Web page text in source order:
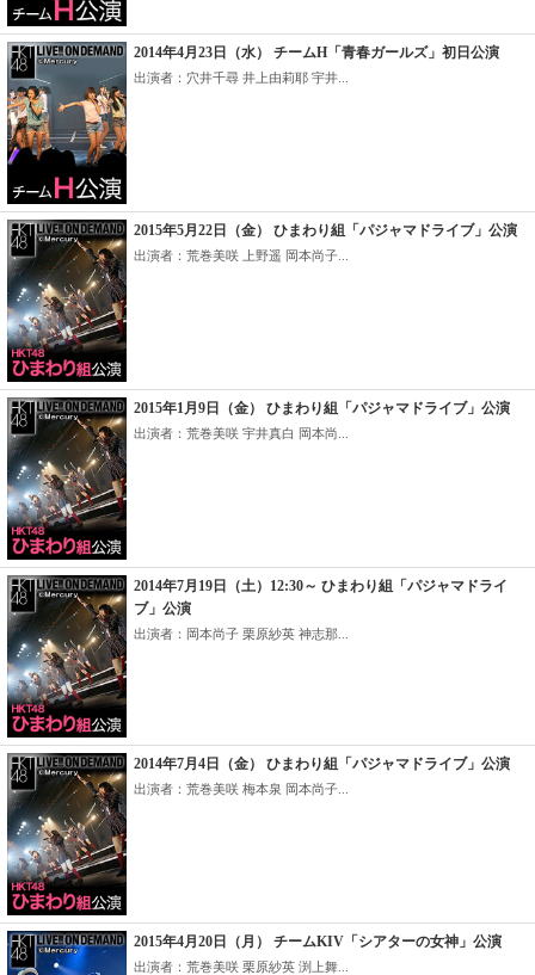
2014年4月23日（水） チームH「青春ガールズ」初日公演
出演者：穴井千尋 井上由莉耶 宇井...
2015年5月22日（金） ひまわり組「パジャマドライブ」公演
出演者：荒巻美咲 上野遥 岡本尚子...
2015年1月9日（金） ひまわり組「パジャマドライブ」公演
出演者：荒巻美咲 宇井真白 岡本尚...
2014年7月19日（土）12:30～ ひまわり組「パジャマドライ
ブ」公演
出演者：岡本尚子 栗原紗英 神志那...
2014年7月4日（金） ひまわり組「パジャマドライブ」公演
出演者：荒巻美咲 梅本泉 岡本尚子...
2015年4月20日（月） チームKIV「シアターの女神」公演
出演者：荒巻美咲 栗原紗英 渕上舞...